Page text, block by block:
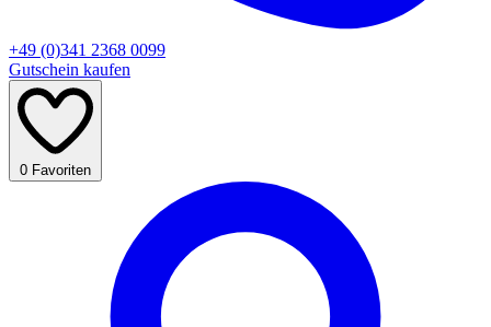
+49 (0)341 2368 0099
Gutschein kaufen
0 Favoriten